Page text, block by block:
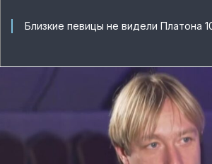
Близкие певицы не видели Платона